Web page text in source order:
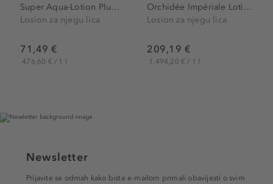
Super Aqua-Lotion Plumping...
Losion za njegu lica
71,49 €
476,60 € / 1 l
Orchidée Impériale Lotion
Losion za njegu lica
209,19 €
1.494,20 € / 1 l
Newsletter
Prijavite se odmah kako biste e-mailom primali obavijesti o svim